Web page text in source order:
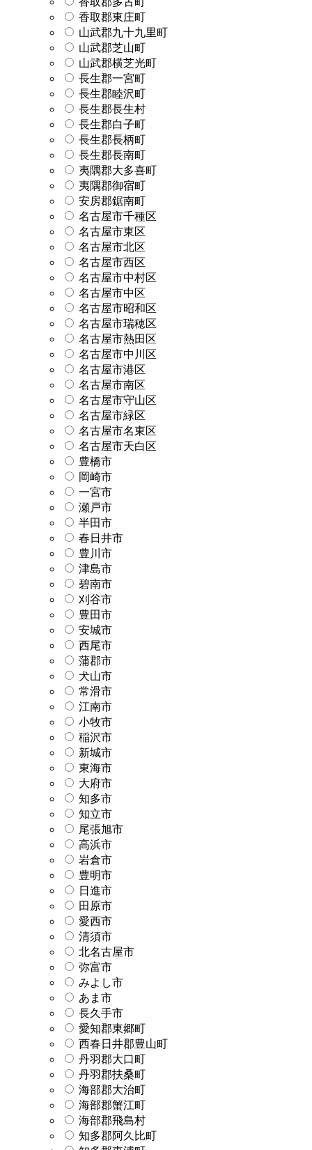
香取郡東庄町
山武郡九十九里町
山武郡芝山町
山武郡横芝光町
長生郡一宮町
長生郡睦沢町
長生郡長生村
長生郡白子町
長生郡長柄町
長生郡長南町
夷隅郡大多喜町
夷隅郡御宿町
安房郡鋸南町
名古屋市千種区
名古屋市東区
名古屋市北区
名古屋市西区
名古屋市中村区
名古屋市中区
名古屋市昭和区
名古屋市瑞穂区
名古屋市熱田区
名古屋市中川区
名古屋市港区
名古屋市南区
名古屋市守山区
名古屋市緑区
名古屋市名東区
名古屋市天白区
豊橋市
岡崎市
一宮市
瀬戸市
半田市
春日井市
豊川市
津島市
碧南市
刈谷市
豊田市
安城市
西尾市
蒲郡市
犬山市
常滑市
江南市
小牧市
稲沢市
新城市
東海市
大府市
知多市
知立市
尾張旭市
高浜市
岩倉市
豊明市
日進市
田原市
愛西市
清須市
北名古屋市
弥富市
みよし市
あま市
長久手市
愛知郡東郷町
西春日井郡豊山町
丹羽郡大口町
丹羽郡扶桑町
海部郡大治町
海部郡蟹江町
海部郡飛島村
知多郡阿久比町